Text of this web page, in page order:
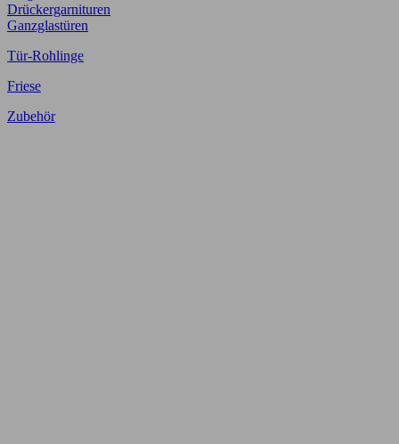
Drückergarnituren
Ganzglastüren
Tür-Rohlinge
Friese
Zubehör